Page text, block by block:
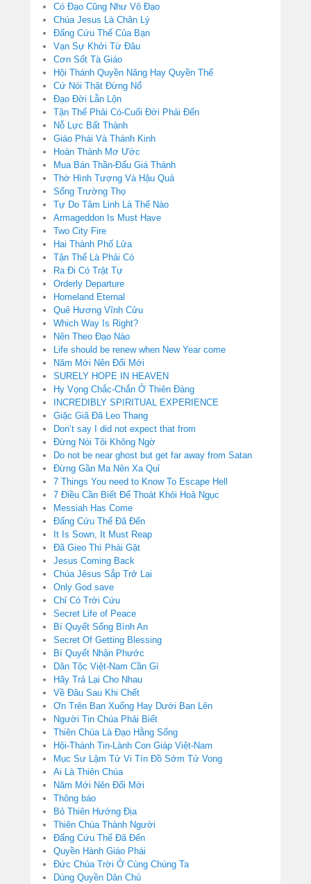
Có Đạo Cũng Như Vô Đạo
Chúa Jesus Là Chân Lý
Đấng Cứu Thế Của Bạn
Vạn Sự Khởi Từ Đâu
Cơn Sốt Tà Giáo
Hội Thánh Quyền Năng Hay Quyền Thế
Cứ Nói Thật Đừng Nổ
Đạo Đời Lẫn Lộn
Tận Thế Phải Có-Cuối Đời Phải Đến
Nỗ Lực Bất Thành
Giáo Phái Và Thánh Kinh
Hoàn Thành Mơ Ước
Mua Bán Thần-Đấu Giá Thánh
Thờ Hình Tượng Và Hậu Quả
Sống Trường Thọ
Tự Do Tâm Linh Là Thế Nào
Armageddon Is Must Have
Two City Fire
Hai Thành Phố Lửa
Tận Thế Là Phải Có
Ra Đi Có Trật Tự
Orderly Departure
Homeland Eternal
Quê Hương Vĩnh Cửu
Which Way Is Right?
Nên Theo Đạo Nào
Life should be renew when New Year come
Năm Mới Nên Đổi Mới
SURELY HOPE IN HEAVEN
Hy Vọng Chắc-Chắn Ở Thiên Đàng
INCREDIBLY SPIRITUAL EXPERIENCE
Giặc Giã Đã Leo Thang
Don’t say I did not expect that from
Đừng Nói Tôi Không Ngờ
Do not be near ghost but get far away from Satan
Đừng Gần Ma Nên Xa Quỉ
7 Things You need to Know To Escape Hell
7 Điều Cần Biết Để Thoát Khỏi Hoả Ngục
Messiah Has Come
Đấng Cứu Thế Đã Đến
It Is Sown, It Must Reap
Đã Gieo Thì Phải Gặt
Jesus Coming Back
Chúa Jêsus Sắp Trở Lại
Only God save
Chỉ Có Trời Cứu
Secret Life of Peace
Bí Quyết Sống Bình An
Secret Of Getting Blessing
Bí Quyết Nhận Phước
Dân Tộc Việt-Nam Cần Gì
Hãy Trả Lại Cho Nhau
Về Đâu Sau Khi Chết
Ơn Trên Ban Xuống Hay Dưới Ban Lên
Người Tin Chúa Phải Biết
Thiên Chúa Là Đạo Hằng Sống
Hội-Thánh Tin-Lành Con Giáp Việt-Nam
Mục Sư Lậm Tử Vi Tín Đồ Sớm Tử Vong
Ai Là Thiên Chúa
Năm Mới Nên Đổi Mới
Thông báo
Bỏ Thiên Hướng Địa
Thiên Chúa Thành Người
Đấng Cứu Thế Đã Đến
Quyền Hành Giáo Phái
Đức Chúa Trời Ở Cùng Chúng Ta
Dùng Quyền Dân Chủ